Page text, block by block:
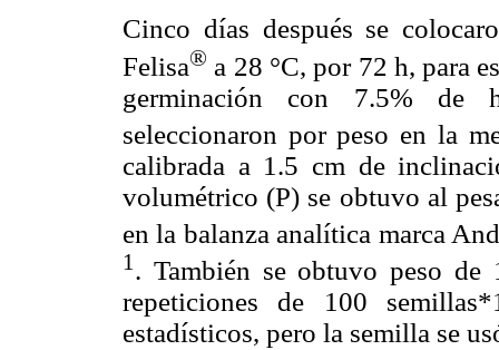
Cinco días después se
Felisa® a 28 °C, por 72 h, para
germinación con 7.5% de
seleccionaron por peso en la
calibrada a 1.5 cm de
volumétrico (P) se obtuvo al
en la balanza analítica marca And
1 . También se obtuvo peso
repeticiones de 100
estadísticos, pero la semilla se